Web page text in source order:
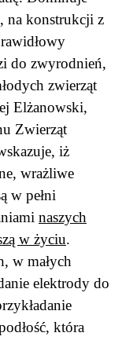
na konstrukcji z
do zwyrodnień,
zwierząt
Elżanowski,
Zwierząt
iż
wrażliwe
w pełni
naszych
w życiu.
w małych
elektrody do
która